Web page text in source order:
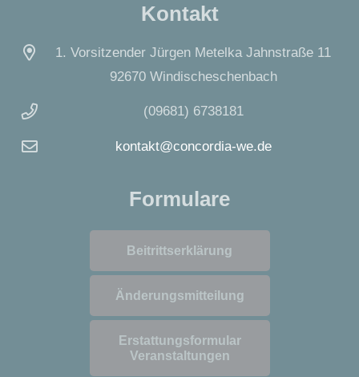
Kontakt
1. Vorsitzender Jürgen Metelka Jahnstraße 11
92670 Windischeschenbach
(09681) 6738181
kontakt@concordia-we.de
Formulare
Beitrittserklärung
Änderungsmitteilung
Erstattungsformular
Veranstaltungen